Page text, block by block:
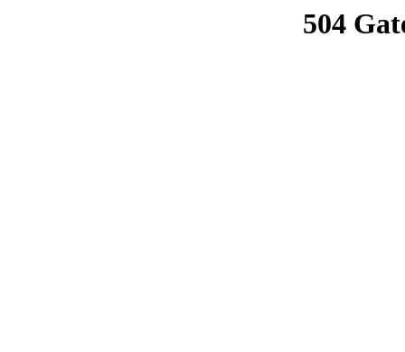
504